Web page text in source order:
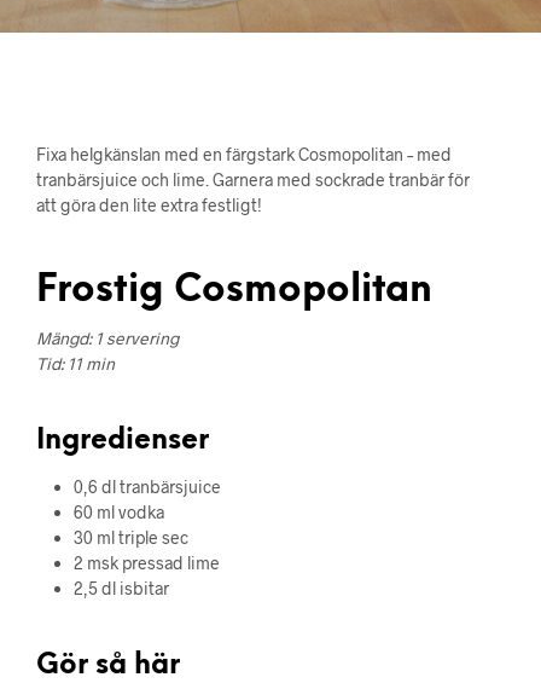
Fixa helgkänslan med en färgstark Cosmopolitan – med
tranbärsjuice och lime. Garnera med sockrade tranbär för
att göra den lite extra festligt!
Frostig Cosmopolitan
Mängd: 1 servering
Tid: 11 min
Ingredienser
0,6 dl tranbärsjuice
60 ml vodka
30 ml triple sec
2 msk pressad lime
2,5 dl isbitar
Gör så här